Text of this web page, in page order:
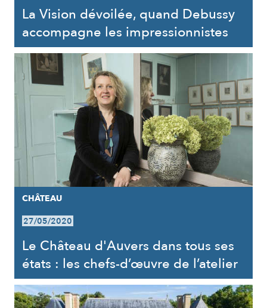
La Vision dévoilée, quand Debussy
accompagne les impressionnistes
CHÂTEAU
27/05/2020
Le Château d'Auvers dans tous ses
états : les chefs-d’œuvre de l’atelier